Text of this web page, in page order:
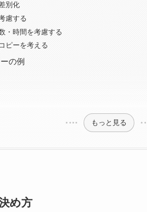
別化
慮する
・時間を考慮する
ピーを考える
の例
もっと見る
め方